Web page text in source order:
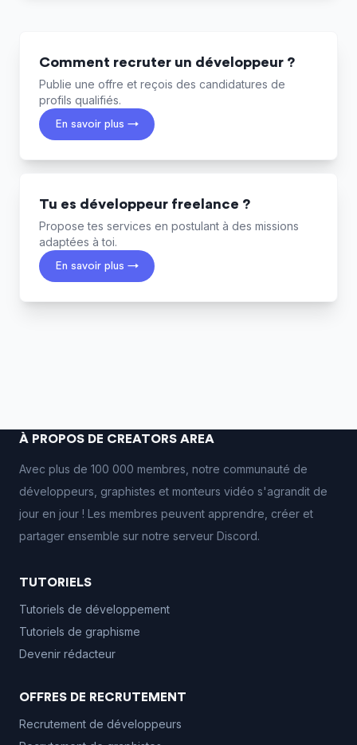
Comment recruter un développeur ?
Publie une offre et reçois des candidatures de
profils qualifiés.
En savoir plus →
Tu es développeur freelance ?
Propose tes services en postulant à des missions
adaptées à toi.
En savoir plus →
À PROPOS DE CREATORS AREA
Avec plus de 100 000 membres, notre communauté de
développeurs, graphistes et monteurs vidéo s'agrandit de
jour en jour ! Les membres peuvent apprendre, créer et
partager ensemble sur notre serveur Discord.
TUTORIELS
Tutoriels de développement
Tutoriels de graphisme
Devenir rédacteur
OFFRES DE RECRUTEMENT
Recrutement de développeurs